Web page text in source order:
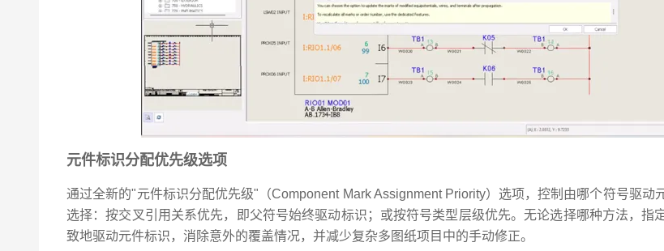
元件标识分配优先级选项
通过全新的"元件标识分配优先级"（Component Mark Assignment Priority）选项，控制由哪个符号驱动
选择：按交叉引用关系优先，即父符号始终驱动标识；或按符号类型层级优先。无论选择哪种方法，指
致地驱动元件标识，消除意外的覆盖情况，并减少复杂多图纸项目中的手动修正。